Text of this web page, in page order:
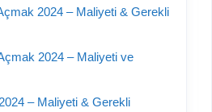
2024 – Maliyeti & Gerekli
2024 – Maliyeti ve
– Maliyeti & Gerekli